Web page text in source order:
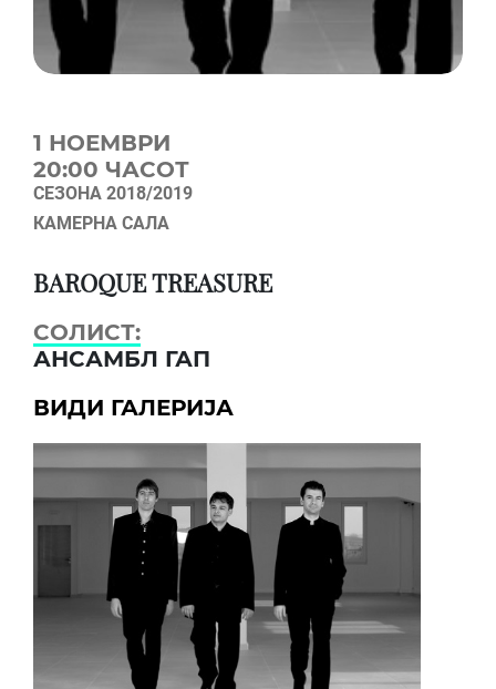
1 НОЕМВРИ
20:00 ЧАСОТ
СЕЗОНА 2018/2019
КАМЕРНА САЛА
BAROQUE TREASURE
СОЛИСТ:
АНСАМБЛ ГАП
ВИДИ ГАЛЕРИЈА